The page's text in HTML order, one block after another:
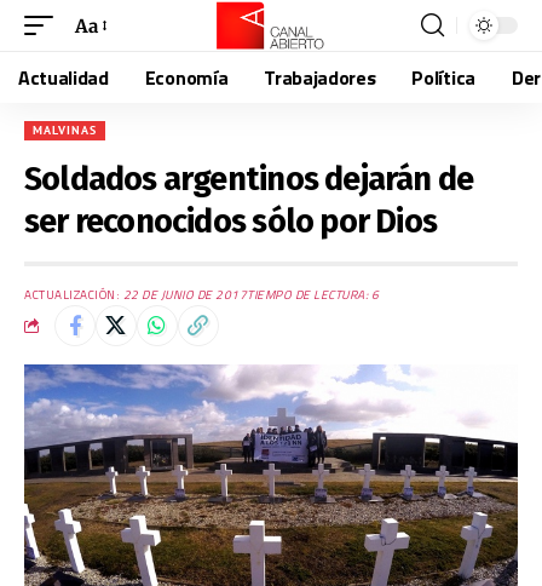
Aa
Actualidad Economía Trabajadores Política
MALVINAS
Soldados argentinos dejarán de
ser reconocidos sólo por Dios
ACTUALIZACIÓN: 22 DE JUNIO DE 2017TIEMPO DE LECTURA: 6